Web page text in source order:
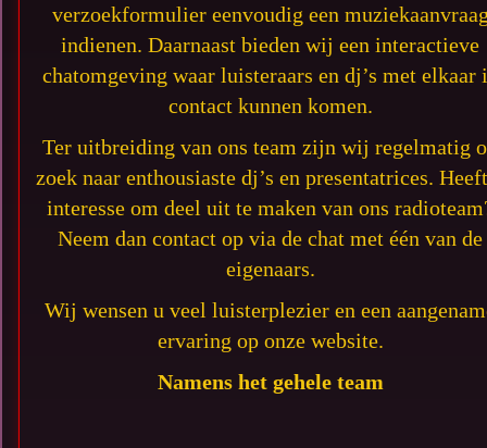
verzoekformulier eenvoudig een
indienen. Daarnaast bieden wij een interactieve
chatomgeving waar luisteraars en dj’s met elkaar
contact kunnen komen.
Ter uitbreiding van ons team zijn wij regelmatig
zoek naar enthousiaste dj’s en presentatrices.
interesse om deel uit te maken van ons
Neem dan contact op via de chat met één van de
eigenaars.
Wij wensen u veel luisterplezier en een
ervaring op onze website.
Namens het gehele team